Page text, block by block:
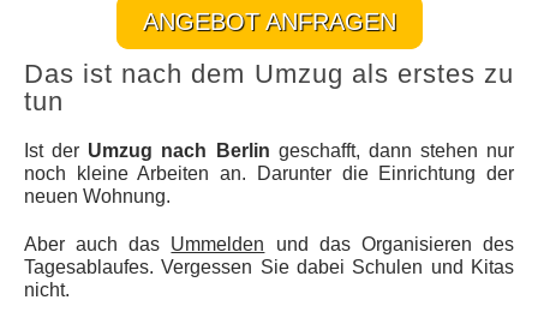
ANGEBOT ANFRAGEN
Das ist nach dem Umzug als erstes zu
tun
Ist der Umzug nach Berlin geschafft, dann stehen nur
noch kleine Arbeiten an. Darunter die Einrichtung der
neuen Wohnung.
Aber auch das Ummelden und das Organisieren des
Tagesablaufes. Vergessen Sie dabei Schulen und Kitas
nicht.